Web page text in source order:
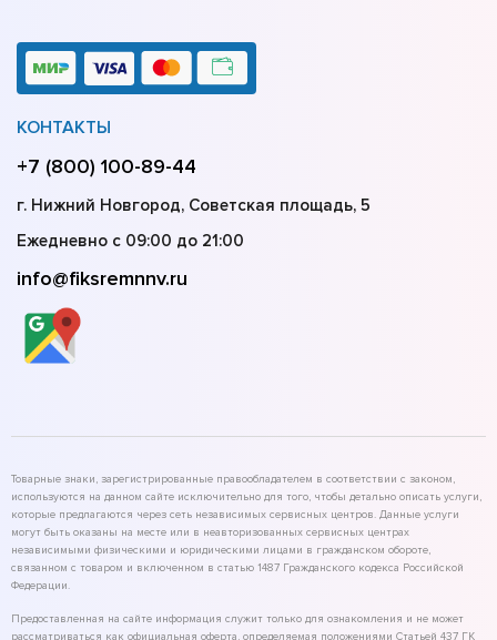
КОНТАКТЫ
+7 (800) 100-89-44
г. Нижний Новгород, Советская площадь, 5
Ежедневно с 09:00 до 21:00
info@fiksremnnv.ru
Товарные знаки, зарегистрированные правообладателем в соответствии с законом,
используются на данном сайте исключительно для того, чтобы детально описать услуги,
которые предлагаются через сеть независимых сервисных центров. Данные услуги
могут быть оказаны на месте или в неавторизованных сервисных центрах
независимыми физическими и юридическими лицами в гражданском обороте,
связанном с товаром и включенном в статью 1487 Гражданского кодекса Российской
Федерации.
Предоставленная на сайте информация служит только для ознакомления и не может
рассматриваться как официальная оферта, определяемая положениями Статьей 437 ГК